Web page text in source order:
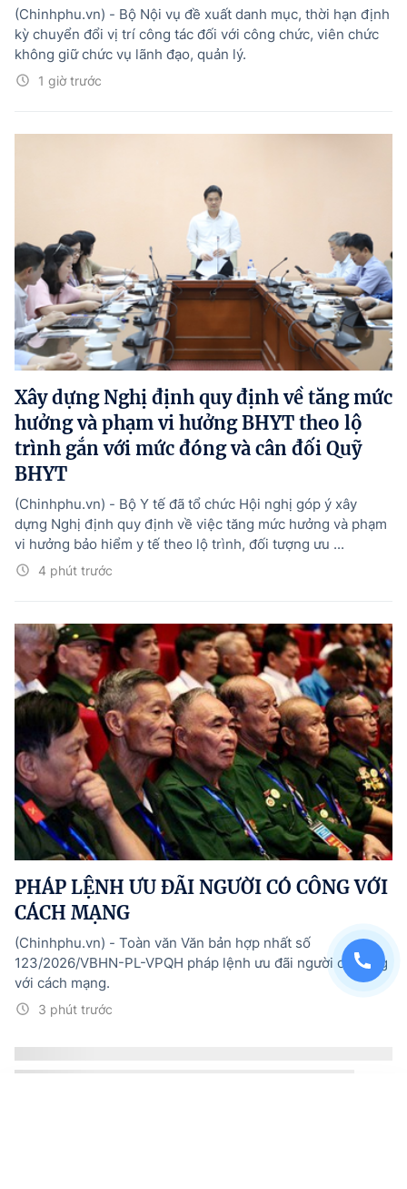
1 giờ trước
(Chinhphu.vn) - Bộ Nội vụ đề xuất danh mục, thời hạn định
kỳ chuyển đổi vị trí công tác đối với công chức, viên chức
không giữ chức vụ lãnh đạo, quản lý.
Xây dựng Nghị định quy định về tăng mức
hưởng và phạm vi hưởng BHYT theo lộ
trình gắn với mức đóng và cân đối Quỹ
BHYT
4 phút trước
(Chinhphu.vn) - Bộ Y tế đã tổ chức Hội nghị góp ý xây
dựng Nghị định quy định về việc tăng mức hưởng và phạm
vi hưởng bảo hiểm y tế theo lộ trình, đối tượng ưu ...
PHÁP LỆNH ƯU ĐÃI NGƯỜI CÓ CÔNG VỚI
CÁCH MẠNG
3 phút trước
(Chinhphu.vn) - Toàn văn Văn bản hợp nhất số
123/2026/VBHN-PL-VPQH pháp lệnh ưu đãi người có công
với cách mạng.